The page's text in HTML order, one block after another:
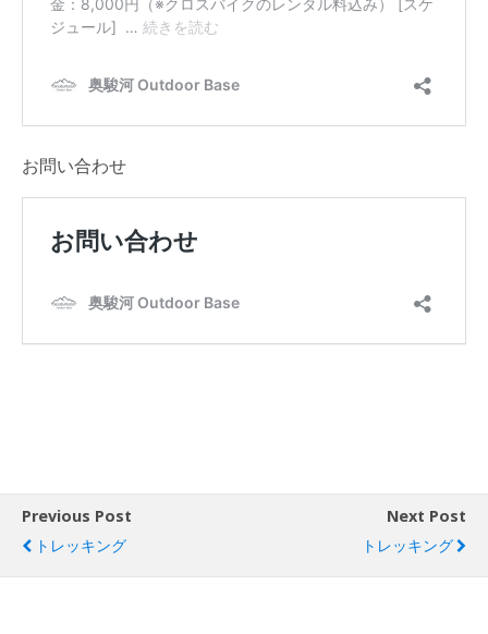
お問い合わせ
Previous Post
トレッキング
Next Post
トレッキング